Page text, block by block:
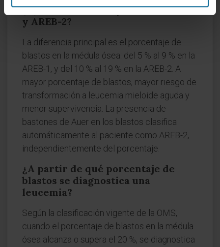
¿Qué diferencia hay entre AREB-1
y AREB-2?
La diferencia principal es el porcentaje de
blastos en la médula ósea: del 5 % al 9 % en la
AREB-1, y del 10 % al 19 % en la AREB-2. A
mayor porcentaje de blastos, mayor riesgo de
transformación a leucemia mieloide aguda y
menor supervivencia. La presencia de
bastones de Auer en los blastos clasifica
automáticamente al paciente como AREB-2,
independientemente del porcentaje.
¿A partir de qué porcentaje de
blastos se diagnostica una
leucemia?
Según la clasificación vigente de la OMS,
cuando el porcentaje de blastos en la médula
ósea alcanza o supera el 20 %, se diagnostica